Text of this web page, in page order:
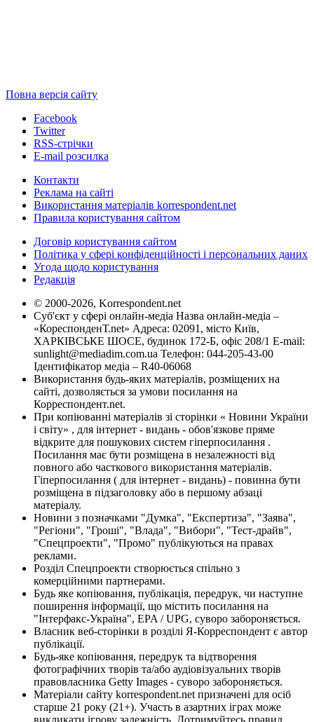
Повна версія сайту
Facebook
Twitter
RSS-стрічки
E-mail розсилка
Контакти
Реклама на сайті
Використання матеріалів korrespondent.net
Правила користування сайтом
Договір користування сайтом
Політика у сфері конфіденційності і персональних даних
Угода щодо користування
Редакція
© 2000-2026, Korrespondent.net
Суб'єкт у сфері онлайн-медіа Назва онлайн-медіа –
«КореспонденТ.net» Адреса: 02091, місто Київ,
ХАРКІВСЬКЕ ШОСЕ, будинок 172-Б, офіс 208/1 E-mail:
sunlight@mediadim.com.ua Телефон: 044-205-43-00
Ідентифікатор медіа – R40-06068
Використання будь-яких матеріалів, розміщених на
сайті, дозволяється за умови посилання на
Корреспондент.net.
При копіюванні матеріалів зі сторінки « Новини України
і світу» , для інтернет - видань - обов'язкове пряме
відкрите для пошукових систем гіперпосилання .
Посилання має бути розміщена в незалежності від
повного або часткового використання матеріалів.
Гіперпосилання ( для інтернет - видань) - повинна бути
розміщена в підзаголовку або в першому абзаці
матеріалу.
Новини з позначками "Думка", "Експертиза", "Заява",
"Регіони", "Гроші", "Влада", "Вибори", "Тест-драйв",
"Спецпроекти", "Промо" публікуються на правах
реклами.
Розділ Спецпроекти створюється спільно з
комерційними партнерами.
Будь яке копіювання, публікація, передрук, чи наступне
поширення інформації, що містить посилання на
"Інтерфакс-Україна", EPA / UPG, суворо забороняється.
Власник веб-сторінки в розділі Я-Корреспондент є автор
публікації.
Будь-яке копіювання, передрук та відтворення
фотографічних творів та/або аудіовізуальних творів
правовласника Getty Images - суворо забороняється.
Матеріали сайту korrespondent.net призначені для осіб
старше 21 року (21+). Участь в азартних іграх може